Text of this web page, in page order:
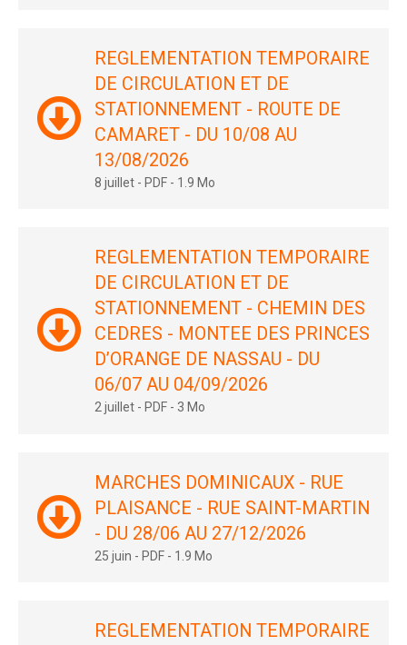
REGLEMENTATION TEMPORAIRE
DE CIRCULATION ET DE
STATIONNEMENT - ROUTE DE
CAMARET - DU 10/08 AU
13/08/2026
8 juillet -PDF - 1.9 Mo
REGLEMENTATION TEMPORAIRE
DE CIRCULATION ET DE
STATIONNEMENT - CHEMIN DES
CEDRES - MONTEE DES PRINCES
D’ORANGE DE NASSAU - DU
06/07 AU 04/09/2026
2 juillet - PDF - 3 Mo
MARCHES DOMINICAUX - RUE
PLAISANCE - RUE SAINT-MARTIN
- DU 28/06 AU 27/12/2026
25 juin -PDF - 1.9 Mo
REGLEMENTATION TEMPORAIRE